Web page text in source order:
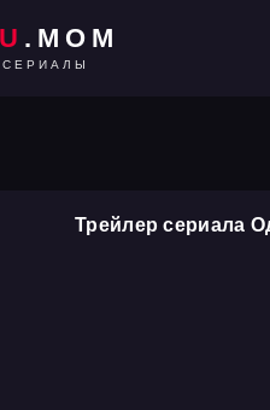
.MOM
Трейлер сериала